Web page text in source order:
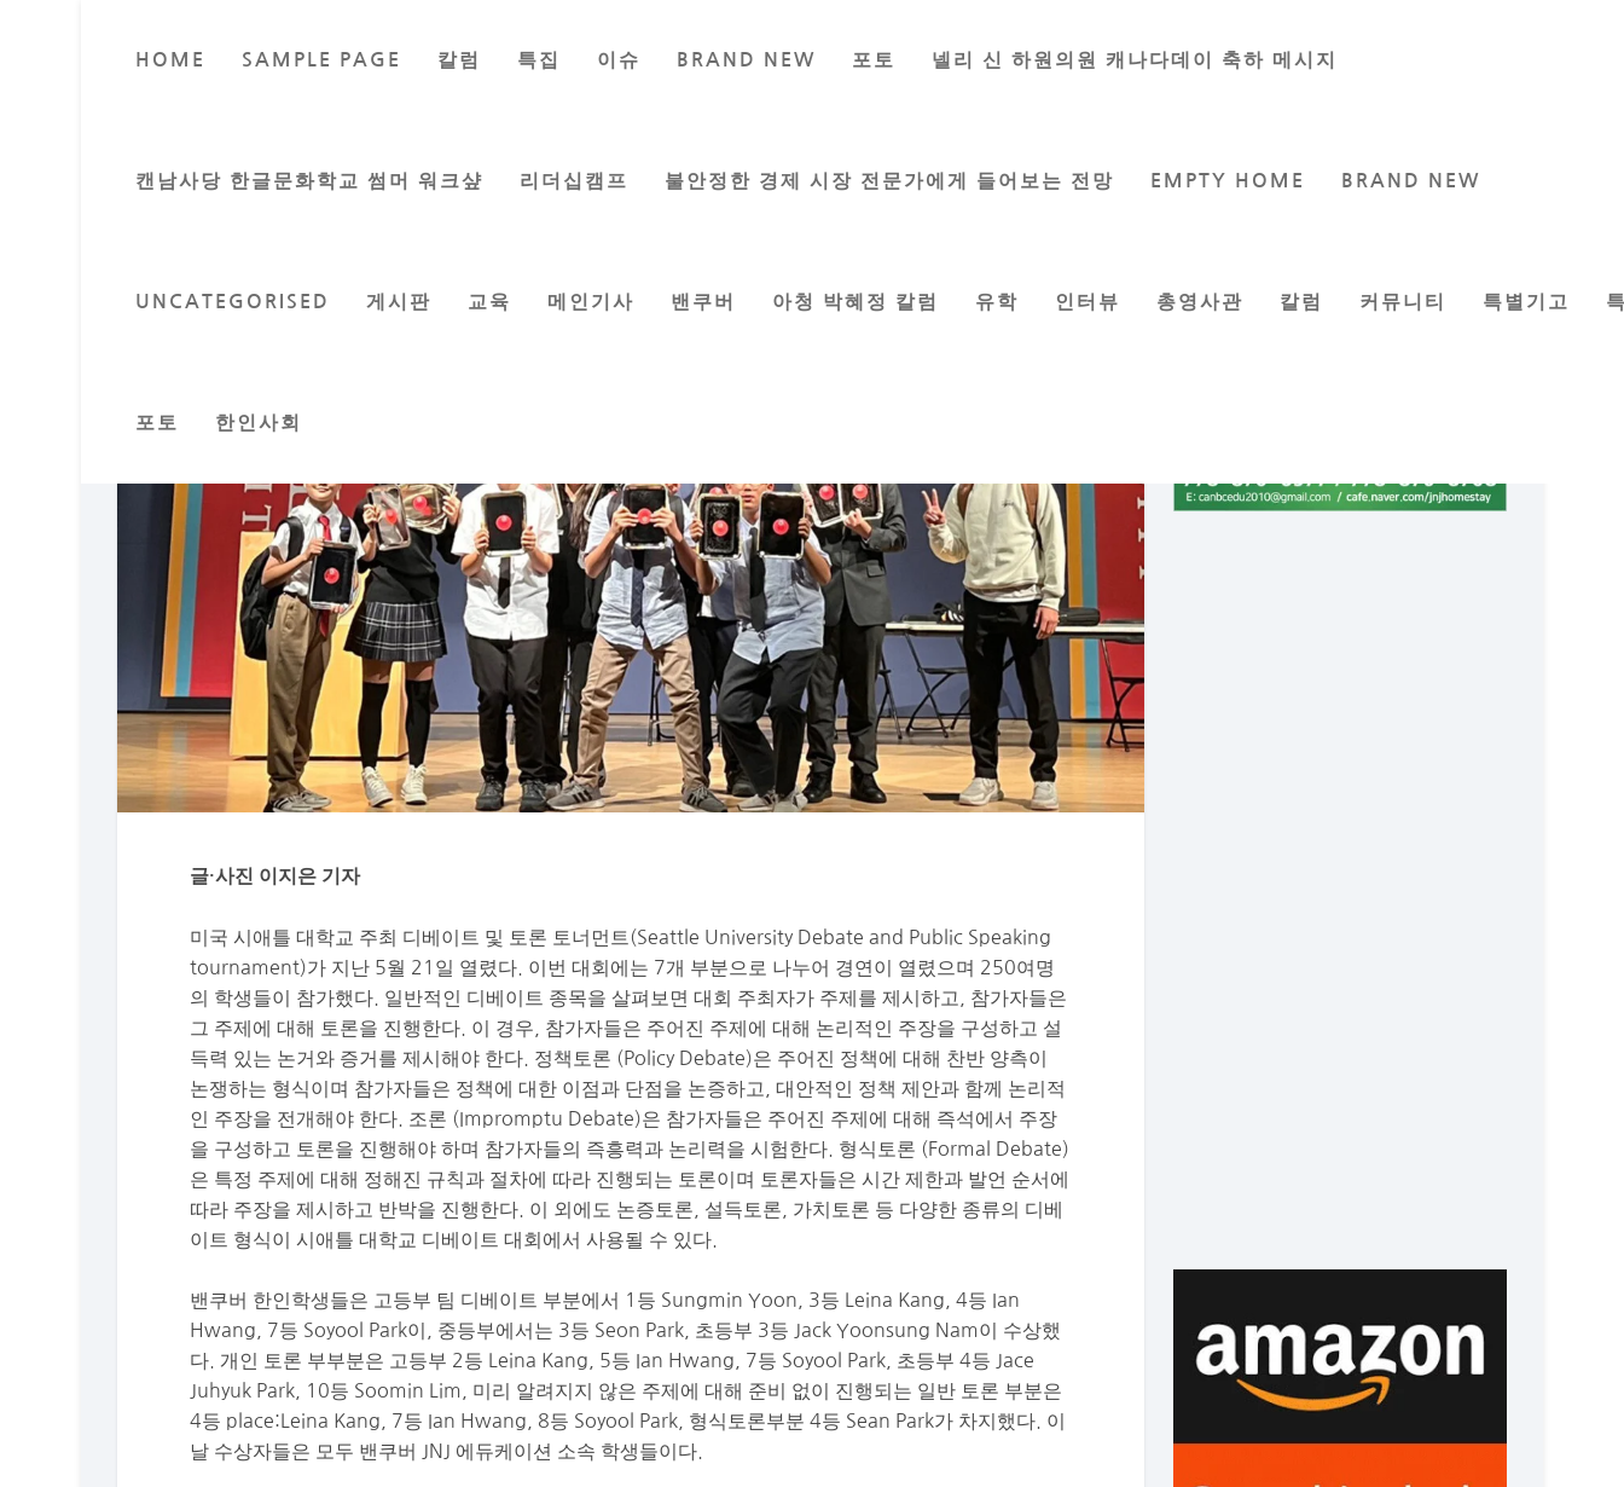
HOME SAMPLE PAGE 칼럼 특집 이슈 BRAND NEW 포토 넬리 신 하원의원 캐나다데이 축하 메시지
캔남사당 한글문화학교 썸머 워크샾 리더십캠프 불안정한 경제 시장 전문가에게 들어보는 전망 EMPTY HOME BRAND NEW
UNCATEGORISED 게시판 교육 메인기사 밴쿠버 아청 박혜정 칼럼 유학 인터뷰 총영사관 칼럼 커뮤니티 특별기고
포토 한인사회
등부팀 1등 수상
글·사진 이지은 기자
미국 시애틀 대학교 주최 디베이트 및 토론 토너먼트(Seattle University Debate and Public Speaking
tournament)가 지난 5월 21일 열렸다. 이번 대회에는 7개 부분으로 나누어 경연이 열렸으며 250여명
의 학생들이 참가했다. 일반적인 디베이트 종목을 살펴보면 대회 주최자가 주제를 제시하고, 참가자들은
그 주제에 대해 토론을 진행한다. 이 경우, 참가자들은 주어진 주제에 대해 논리적인 주장을 구성하고 설
득력 있는 논거와 증거를 제시해야 한다. 정책토론 (Policy Debate)은 주어진 정책에 대해 찬반 양측이
논쟁하는 형식이며 참가자들은 정책에 대한 이점과 단점을 논증하고, 대안적인 정책 제안과 함께 논리적
인 주장을 전개해야 한다. 조론 (Impromptu Debate)은 참가자들은 주어진 주제에 대해 즉석에서 주장
을 구성하고 토론을 진행해야 하며 참가자들의 즉흥력과 논리력을 시험한다. 형식토론 (Formal Debate)
은 특정 주제에 대해 정해진 규칙과 절차에 따라 진행되는 토론이며 토론자들은 시간 제한과 발언 순서에
따라 주장을 제시하고 반박을 진행한다. 이 외에도 논증토론, 설득토론, 가치토론 등 다양한 종류의 디베
이트 형식이 시애틀 대학교 디베이트 대회에서 사용될 수 있다.
밴쿠버 한인학생들은 고등부 팀 디베이트 부분에서 1등 Sungmin Yoon, 3등 Leina Kang, 4등 Ian
Hwang, 7등 Soyool Park이, 중등부에서는 3등 Seon Park, 초등부 3등 Jack Yoonsung Nam이 수상했
다. 개인 토론 부부분은 고등부 2등 Leina Kang, 5등 Ian Hwang, 7등 Soyool Park, 초등부 4등 Jace
Juhyuk Park, 10등 Soomin Lim, 미리 알려지지 않은 주제에 대해 준비 없이 진행되는 일반 토론 부분은
4등 place:Leina Kang, 7등 Ian Hwang, 8등 Soyool Park, 형식토론부분 4등 Sean Park가 차지했다. 이
날 수상자들은 모두 밴쿠버 JNJ 에듀케이션 소속 학생들이다.